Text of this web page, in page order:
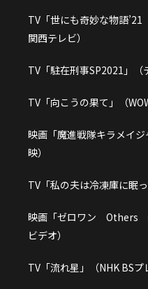
TV「世にも奇妙な物語
関西テレビ）
TV「駐在刑事SP2021」（
TV「向こうの果て」（
映画「魔進戦隊キラメイ
映）
TV「私の夫は冷凍庫に眠
映画「ゼロワン Others
ビデオ）
TV「流れ星」（NHK BSプ